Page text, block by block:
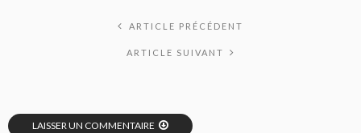
ARTICLE PRÉCÉDENT
ARTICLE SUIVANT
LAISSER UN COMMENTAIRE